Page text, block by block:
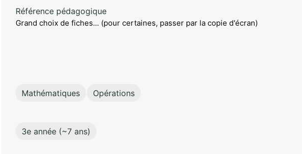
Référence pédagogique
Grand choix de fiches... (pour certaines, passer par la copie d'écran)
Mathématiques Opérations
3e année (~7 ans)